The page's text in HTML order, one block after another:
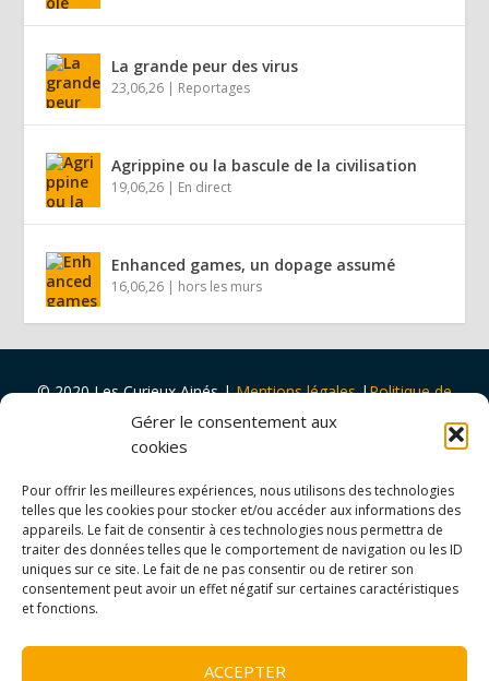
Gérer le consentement aux
cookies
Pour offrir les meilleures expériences, nous utilisons des technologies
telles que les cookies pour stocker et/ou accéder aux informations des
appareils. Le fait de consentir à ces technologies nous permettra de
traiter des données telles que le comportement de navigation ou les ID
uniques sur ce site. Le fait de ne pas consentir ou de retirer son
consentement peut avoir un effet négatif sur certaines caractéristiques
et fonctions.
ACCEPTER
La grande peur des virus
23,06,26 | Reportages
Agrippine ou la bascule de la civilisation
19,06,26 | En direct
Enhanced games, un dopage assumé
16,06,26 | hors les murs
© 2020 Les Curieux Ainés |Mentions légales |Politique de
cookies |Design parTapa Idée
Projet porté par Vers Volant
Ville de Rouen